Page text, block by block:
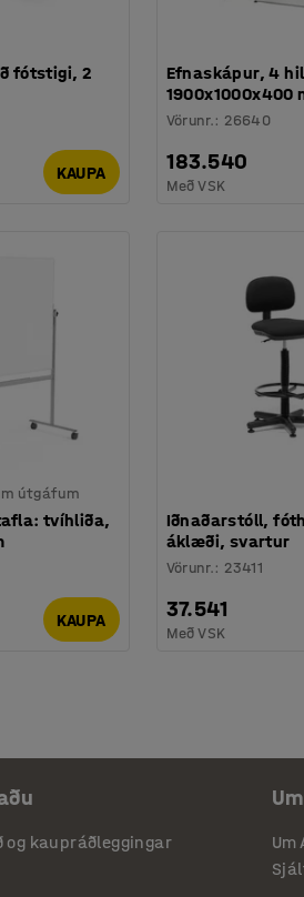
fótstigi, 2
KAUPA
Efnaskápur, 4
1900x1000x400
Vörunr.: 26640
183.540
Með VSK
útgáfum
tvíhliða,
KAUPA
Iðnaðarstóll,
áklæði, svartur
Vörunr.: 23411
37.541
Með VSK
og kaupráðleggingar
Um